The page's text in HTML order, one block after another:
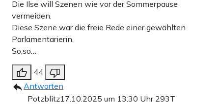
Die Ilse will Szenen wie vor der Sommerpause
vermeiden.
Diese Szene war die freie Rede einer gewählten
Parlamentarierin.
So,so…
44
Antworten
Potzblitz17.10.2025 um 13:30 Uhr 293T